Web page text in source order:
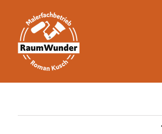
content